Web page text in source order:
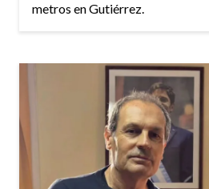
metros en Gutiérrez.